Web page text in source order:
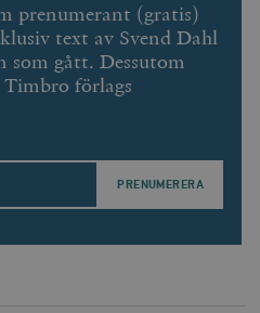
prenumerant (gratis)
text av Svend Dahl
som gått. Dessutom
förlags